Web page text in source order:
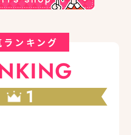
ランキング
1